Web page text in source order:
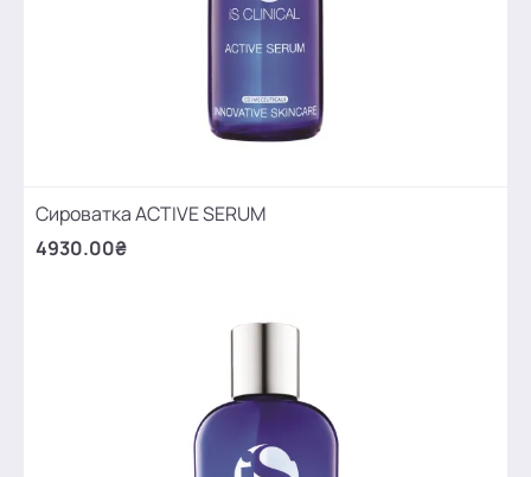
Сироватка ACTIVE SERUM
4930.00₴